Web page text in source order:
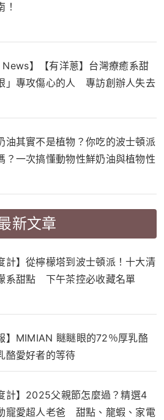
！
News】【有洋蔥】台灣療癒系甜
」專攻傷心的人 專訪創辦人失去
油其實不是植物？你吃的波士頓派
？一次搞懂動物性鮮奶油與植物性
新文章
計】從檸檬塔到波士頓派！十大清
系甜點 下午茶控必收藏名單
】MIMIAN 瞇瞇眼的72％厚乳酪
酪愛好者的等待
計】2025父親節怎麼過？精選4
寵愛超人老爸 甜點、龍蝦、家電